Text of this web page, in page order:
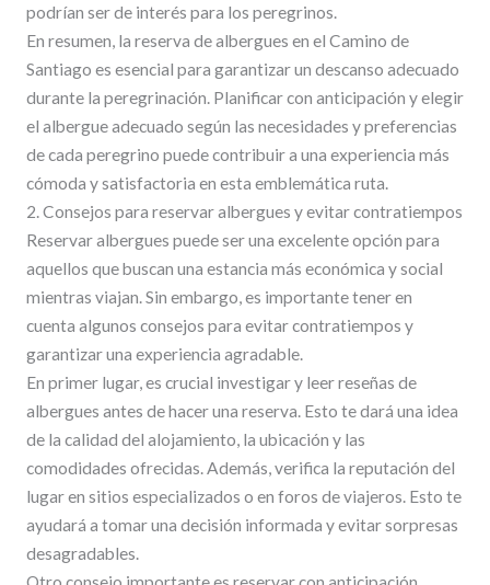
podrían ser de interés para los peregrinos.
En resumen, la reserva de albergues en el Camino de
Santiago es esencial para garantizar un descanso adecuado
durante la peregrinación. Planificar con anticipación y elegir
el albergue adecuado según las necesidades y preferencias
de cada peregrino puede contribuir a una experiencia más
cómoda y satisfactoria en esta emblemática ruta.
2. Consejos para reservar albergues y evitar contratiempos
Reservar albergues puede ser una excelente opción para
aquellos que buscan una estancia más económica y social
mientras viajan. Sin embargo, es importante tener en
cuenta algunos consejos para evitar contratiempos y
garantizar una experiencia agradable.
En primer lugar, es crucial investigar y leer reseñas de
albergues antes de hacer una reserva. Esto te dará una idea
de la calidad del alojamiento, la ubicación y las
comodidades ofrecidas. Además, verifica la reputación del
lugar en sitios especializados o en foros de viajeros. Esto te
ayudará a tomar una decisión informada y evitar sorpresas
desagradables.